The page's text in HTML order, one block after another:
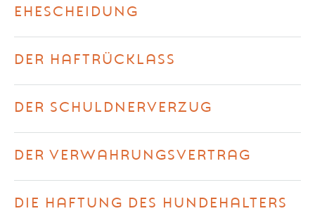
EHESCHEIDUNG
DER HAFTRÜCKLASS
DER SCHULDNERVERZUG
DER VERWAHRUNGSVERTRAG
DIE HAFTUNG DES HUNDEHALTERS